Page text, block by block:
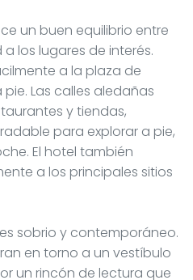
un buen equilibrio entre
los lugares de interés.
a la plaza de
Las calles aledañas
y tiendas,
para explorar a pie,
El hotel también
a los principales sitios
sobrio y contemporáneo.
en torno a un vestíbulo
un rincón de lectura que